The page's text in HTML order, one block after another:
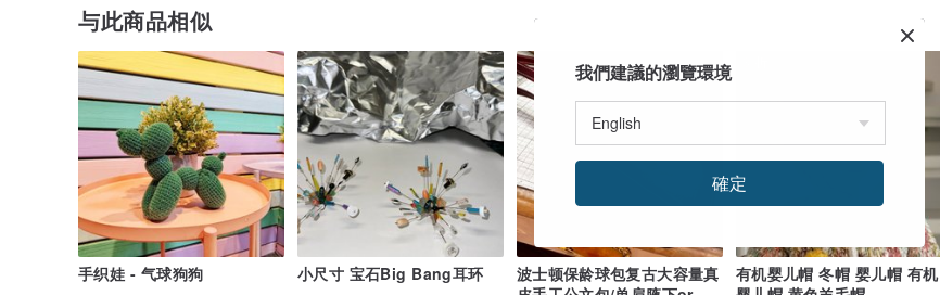
与此商品相似
手织娃 - 气球狗狗 小尺寸 宝石Big Bang耳环
波士顿保龄球包复古大容量真
有机婴儿帽 冬帽 婴儿帽 有机
我們建議的瀏覽環境
確定